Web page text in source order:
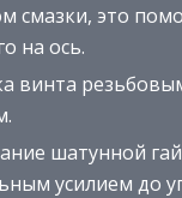
смазки, это
на ось.
винта
шатунной
усилием до